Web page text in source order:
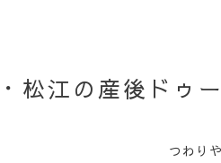
松江の産後ドゥ
つわり